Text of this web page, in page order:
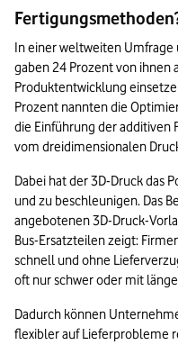
In einer weltweiten
gaben 24 Prozent von ihnen
Produktentwicklung
Prozent nannten die
die Einführung der additiven
vom dreidimensionalen
Dabei hat der 3D-Druck das
und zu beschleunigen. Das
angebotenen 3D-Druck-
Bus-Ersatzteilen zeigt:
schnell und ohne
oft nur schwer oder mit
Dadurch können
flexibler auf Lieferprobleme